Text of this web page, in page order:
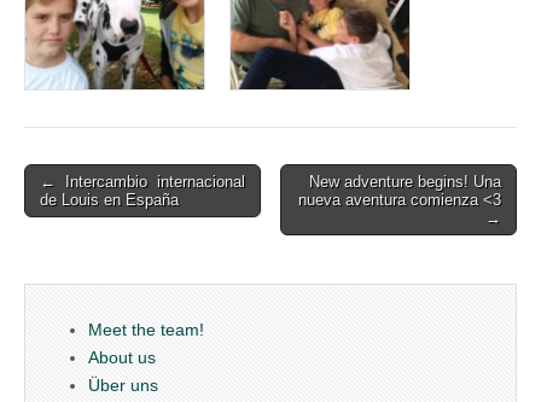
Post
navigation
← Intercambio internacional
de Louis en España
New adventure begins! Una
nueva aventura comienza <3
→
Meet the team!
About us
Über uns